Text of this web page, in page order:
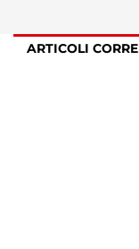
ARTICOLI